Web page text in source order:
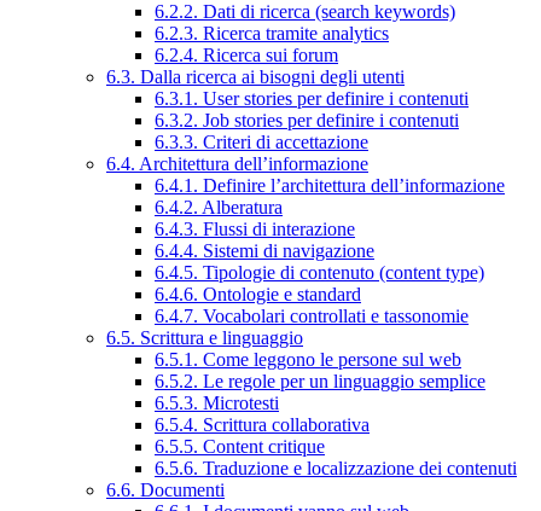
6.2.2. Dati di ricerca (search keywords)
6.2.3. Ricerca tramite analytics
6.2.4. Ricerca sui forum
6.3. Dalla ricerca ai bisogni degli utenti
6.3.1. User stories per definire i contenuti
6.3.2. Job stories per definire i contenuti
6.3.3. Criteri di accettazione
6.4. Architettura dell’informazione
6.4.1. Definire l’architettura dell’informazione
6.4.2. Alberatura
6.4.3. Flussi di interazione
6.4.4. Sistemi di navigazione
6.4.5. Tipologie di contenuto (content type)
6.4.6. Ontologie e standard
6.4.7. Vocabolari controllati e tassonomie
6.5. Scrittura e linguaggio
6.5.1. Come leggono le persone sul web
6.5.2. Le regole per un linguaggio semplice
6.5.3. Microtesti
6.5.4. Scrittura collaborativa
6.5.5. Content critique
6.5.6. Traduzione e localizzazione dei contenuti
6.6. Documenti